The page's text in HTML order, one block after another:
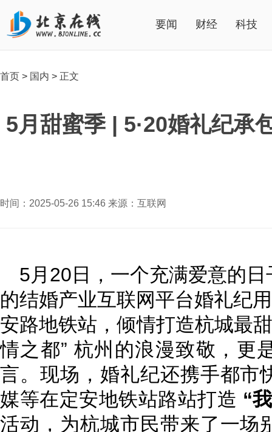
要闻 财经 科技
首页 > 国内 > 正文
5月甜蜜季 | 5·20婚礼纪承
时间：2025-05-26 15:46 来源：互联网
5月20日，一个充满爱意的
的结婚产业互联网平台婚礼纪
安路地铁站，倾情打造杭城最
情之都” 杭州的浪漫致敬，更
言。现场，婚礼纪还携手都市
媒等在定安地铁站路站打造 “
活动，为杭城市民带来了一场